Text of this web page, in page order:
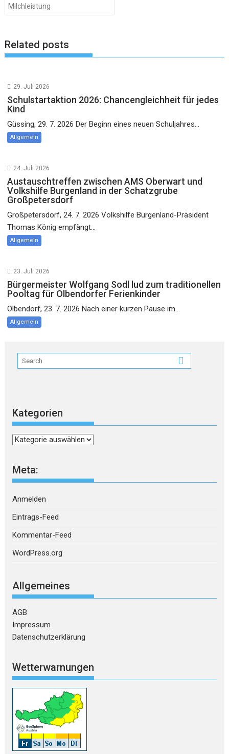
Milchleistung
Related posts
29. Juli 2026
Schulstartaktion 2026: Chancengleichheit für jedes
Kind
Güssing, 29. 7. 2026 Der Beginn eines neuen Schuljahres...
Allgemein
24. Juli 2026
Austauschtreffen zwischen AMS Oberwart und
Volkshilfe Burgenland in der Schatzgrube
Großpetersdorf
Großpetersdorf, 24. 7. 2026 Volkshilfe Burgenland-Präsident
Thomas König empfängt...
Allgemein
23. Juli 2026
Bürgermeister Wolfgang Sodl lud zum traditionellen
Pooltag für Olbendorfer Ferienkinder
Olbendorf, 23. 7. 2026 Nach einer kurzen Pause im...
Allgemein
Kategorien
Kategorien
Meta:
Anmelden
Eintrags-Feed
Kommentar-Feed
WordPress.org
Allgemeines
AGB
Impressum
Datenschutzerklärung
Wetterwarnungen